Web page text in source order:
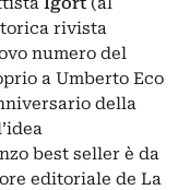
rivista
numero del
a Umberto Eco
della
best seller è da
editoriale de La